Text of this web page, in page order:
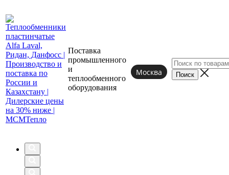
Поставка
промышленного
и
теплообменного
оборудования
Москва